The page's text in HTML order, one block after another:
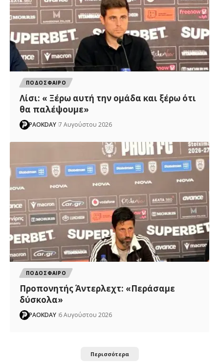
ΠΟΔΟΣΦΑΙΡΟ
Λίσι: « Ξέρω αυτή την ομάδα και ξέρω ότι
θα παλέψουμε»
PAOKDAY 7 Αυγούστου 2026
ΠΟΔΟΣΦΑΙΡΟ
Προπονητής Άντερλεχτ: «Περάσαμε
δύσκολα»
PAOKDAY 6 Αυγούστου 2026
Περισσότερα